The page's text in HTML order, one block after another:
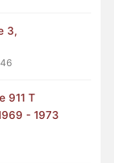
3,
911 T
- 1973